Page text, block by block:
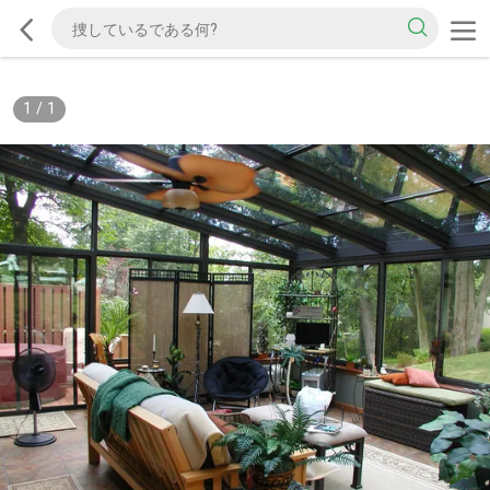
1 / 1